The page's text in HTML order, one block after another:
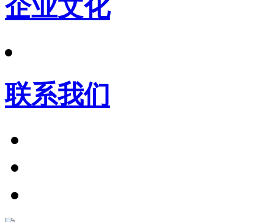
企业文化
联系我们